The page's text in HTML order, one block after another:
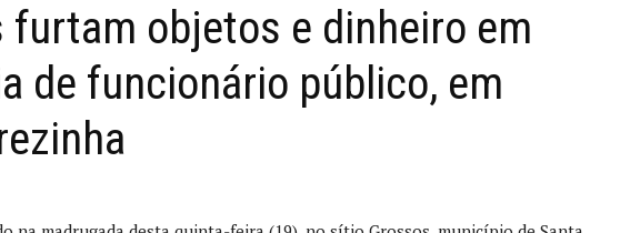
furtam objetos e dinheiro em
de funcionário público, em